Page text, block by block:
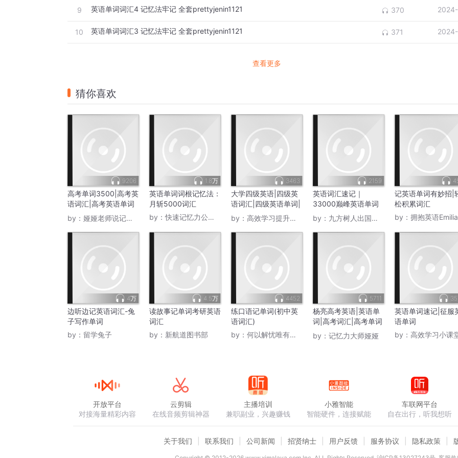
9 英语单词词汇4 记忆法牢记 全套prettyjenin1121 370
10 英语单词词汇3 记忆法牢记 全套prettyjenin1121 371
查看更多
猜你喜欢
9206
高考单词3500|高考英
语词汇|高考英语单词
速记
by： 娅娅老师说记忆力
1.8万
英语单词词根记忆法：
月斩5000词汇
by：快速记忆力公开课
3463
大学四级英语|四级英
语词汇|四级英语单词|
英语单词
by： 高效学习提升记忆力
2159
英语词汇速记｜
33000巅峰英语单词
特训营
by： 九方树人出国留学张沛
记英语单词有妙招|
松积累词汇
by： 拥抱英语Emilia
4万
边听边记英语词汇-兔
子写作单词
by： 留学兔子
4.5万
读故事记单词考研英语
词汇
by： 新航道图书部
4452
练口语记单词(初中英
语词汇)
by： 何以解忧唯有学习
5711
杨亮高考英语|英语单
词|高考词汇|高考单词
3500
by： 记忆力大师娅娅
英语单词速记|征服
语单词
by： 高效学习小课
开放平台
对接海量精彩内容
云剪辑
在线音频剪辑神器
主播培训
兼职副业，兴趣赚钱
小雅智能
智能硬件，连接赋能
车联网平台
自在出行，听我想听
关于我们 联系我们 公司新闻 招贤纳士 用户反馈 服务协议 隐私政策